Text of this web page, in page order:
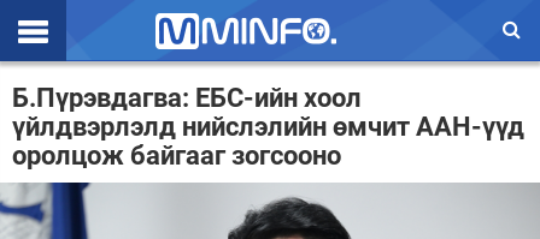
Эхлэл
Цаг агаар
Валют ханш
Улс төр
Б.Пүрэвдагва: ЕБС-ийн хоол
үйлдвэрлэлд нийслэлийн өмчит ААН-үүд
оролцож байгааг зогсооно